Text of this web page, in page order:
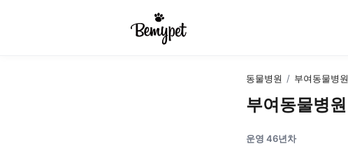
동물병원 / 부여동물병원
부여동물병원
운영 46년차